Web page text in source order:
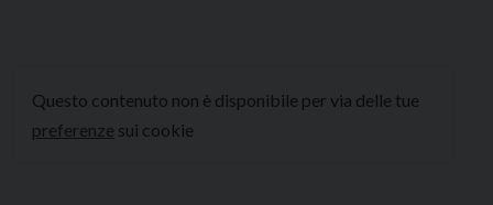
Questo contenuto non è disponibile per via delle tue
preferenze sui cookie